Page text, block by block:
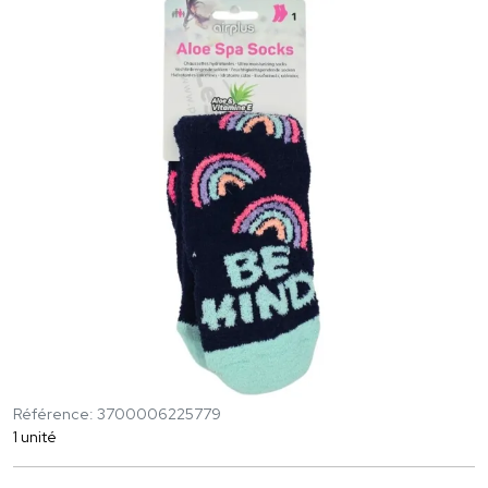
Référence: 3700006225779
1 unité